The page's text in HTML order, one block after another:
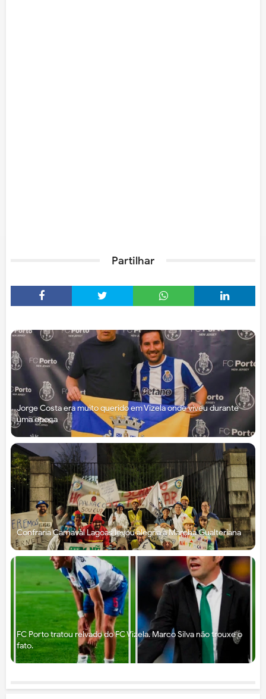
Partilhar
Jorge Costa era muito querido em Vizela onde viveu durante
uma época
Confraria Carnaval Lagoas levou alegria à Marcha Gualteriana
FC Porto tratou relvado do FC Vizela. Marco Silva não trouxe o
fato.